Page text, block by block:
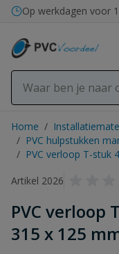
Ga naar de inhoud
Op werkdagen voor
Home /
/ PVC hulpstukken
/ PVC verloop T-stuk
Artikel 2026
PVC verloop
315 x 125